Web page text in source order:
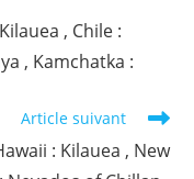
, Chile :
, Kamchatka :
Article suivant
: Kilauea , New